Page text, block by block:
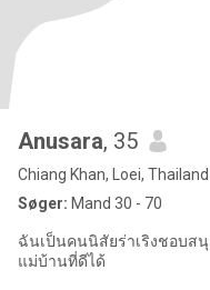
Anusara, 35
Chiang Khan, Loei, Thailand
Søger: Mand 30 - 70
ฉันเป็นคนนิสัยร่าเริงชอบส
แม่บ้านที่ดีได้